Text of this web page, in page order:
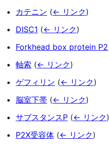
カテニン (← リンク)
DISC1 (← リンク)
Forkhead box protein P2
軸索 (← リンク)
ゲフィリン (← リンク)
脳室下帯 (← リンク)
サブスタンスP (← リンク)
P2X受容体 (← リンク)